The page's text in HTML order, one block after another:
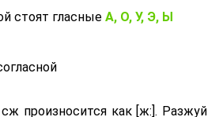
стоят гласные А, О, У, Э, Ы
произносится как [ж:]. Разжуй